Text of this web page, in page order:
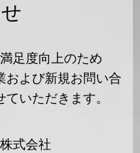
足度向上のため
および新規お問い合
いただきます。
式会社